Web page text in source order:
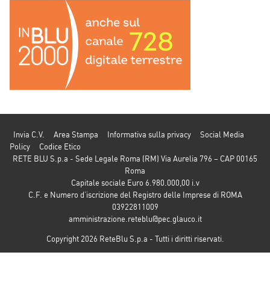
Invia C.V. Area Stampa Informativa sulla privacy
Social Media
Policy
Codice Etico
RETE BLU S.p.a - Sede Legale Roma (RM) Via Aurelia 796 – CAP 00165
Roma
Capitale sociale Euro 6.980.000,00 i.v
C.F. e Numero d’iscrizione del Registro delle Imprese di ROMA
03922811009
amministrazione.reteblu@pec.glauco.it
Copyright 2026 ReteBlu S.p.a - Tutti i diritti riservati.